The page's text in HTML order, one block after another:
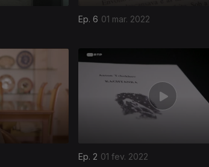
Ep. 6 01 mar. 2022
Ep. 2 01 fev. 2022